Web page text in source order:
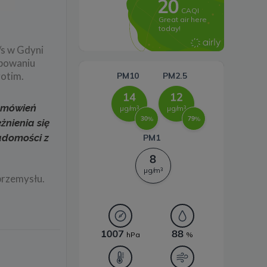
w Gdyni
się
z
Systemy magazynowania